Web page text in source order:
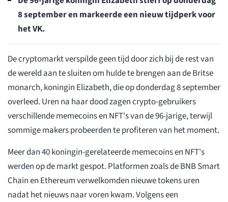
8 september en markeerde een nieuw tijdperk voor
het VK.
De cryptomarkt verspilde geen tijd door zich bij de rest van
de wereld aan te sluiten om hulde te brengen aan de Britse
monarch, koningin Elizabeth, die op donderdag 8 september
overleed. Uren na haar dood zagen crypto-gebruikers
verschillende memecoins en NFT's van de 96-jarige, terwijl
sommige makers probeerden te profiteren van het moment.
Meer dan 40 koningin-gerelateerde memecoins en NFT's
werden op de markt gespot. Platformen zoals de BNB Smart
Chain en Ethereum verwelkomden nieuwe tokens uren
nadat het nieuws naar voren kwam. Volgens een